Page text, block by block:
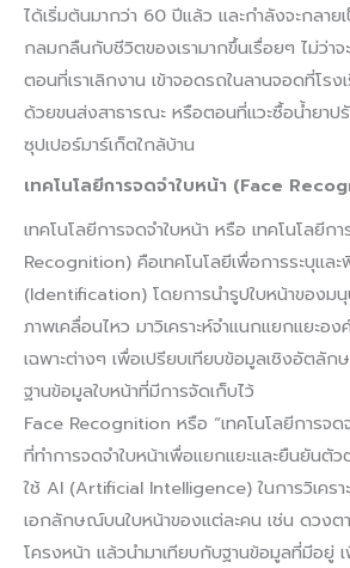
ได้เริ่มต้นมากว่า 60 ปีแล้ว และกำลังจะกลา
กลมกลืนกับชีวิตของเรามากขึ้นเรื่อยๆ ไม่ว่าจะ
ตอนที่เราเลิกงาน เข้าจอดรถในลานจอดที่โร
ด้วยขนส่งสาธารณะ หรือตอนที่แวะซื้อน้ำยาป
ซุปเปอร์มาร์เก็ตใกล้บ้าน
เทคโนโลยีการจดจำใบหน้า (Face
เทคโนโลยีการจดจำใบหน้า หรือ เทคโนโลยีก
Recognition) คือเทคโนโลยีเพื่อการระบุแ
(Identification) โดยการนำรูปใบหน้าของม
ภาพเคลื่อนไหว มาวิเคราะห์จำแนกแยกแยะอ
เฉพาะต่างๆ เพื่อเปรียบเทียบข้อมูลเชิงอัตลั
ฐานข้อมูลใบหน้าที่มีการจัดเก็บไว้
Face Recognition หรือ “เทคโนโลยีการจด
ที่ทำการจดจำใบหน้าเพื่อแยกแยะและยืนยันตั
ใช้ AI (Artificial Intelligence) ในการวิเคร
เอกลักษณ์บนใบหน้าของแต่ละคน เช่น ดวงต
โครงหน้า แล้วนำมาเทียบกับฐานข้อมูลที่มีอยู่